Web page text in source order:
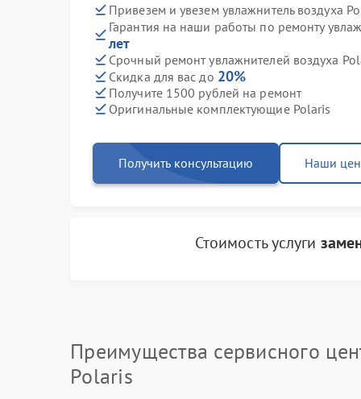
Привезем и увезем увлажнитель воздуха
Гарантия на наши работы по ремонту
лет
Срочный ремонт увлажнителей воздуха
Скидка для вас до 20%
Получите 1500 рублей на ремонт
Оригинальные комплектующие Polaris
Получить консультацию Наши
Стоимость услуги
Преимущества сервисного
Polaris